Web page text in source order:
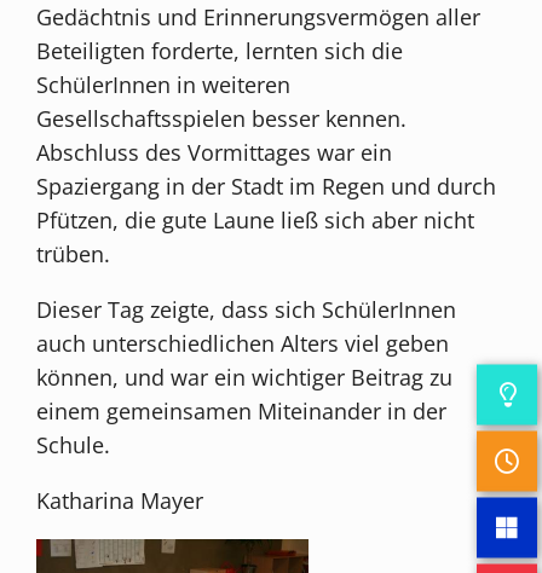
Gedächtnis und Erinnerungsvermögen aller
Beteiligten forderte, lernten sich die
SchülerInnen in weiteren
Gesellschaftsspielen besser kennen.
Abschluss des Vormittages war ein
Spaziergang in der Stadt im Regen und durch
Pfützen, die gute Laune ließ sich aber nicht
trüben.
Dieser Tag zeigte, dass sich SchülerInnen
auch unterschiedlichen Alters viel geben
können, und war ein wichtiger Beitrag zu
einem gemeinsamen Miteinander in der
Schule.
Katharina Mayer